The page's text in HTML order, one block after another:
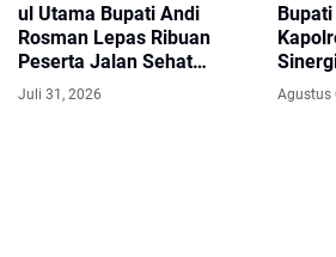
ul Utama Bupati Andi
Rosman Lepas Ribuan
Peserta Jalan Sehat
HARGANAS ke-33 Tingkat
Sulsel di Wajo
Juli 31, 2026
dan
Daerah
Agustus